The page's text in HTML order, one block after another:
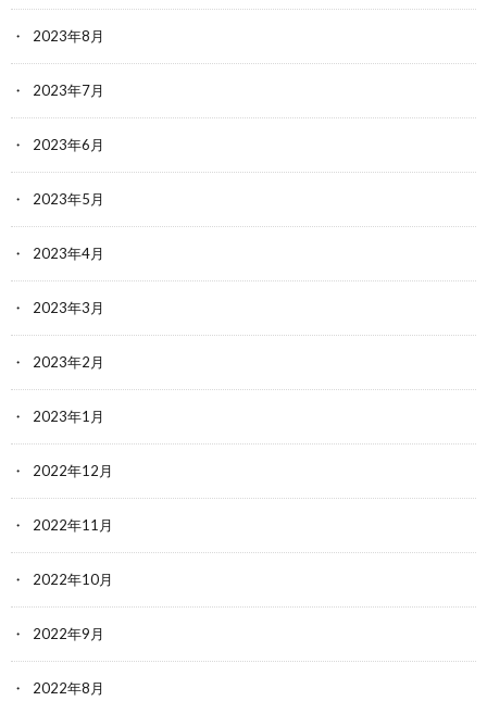
2023年8月
2023年7月
2023年6月
2023年5月
2023年4月
2023年3月
2023年2月
2023年1月
2022年12月
2022年11月
2022年10月
2022年9月
2022年8月